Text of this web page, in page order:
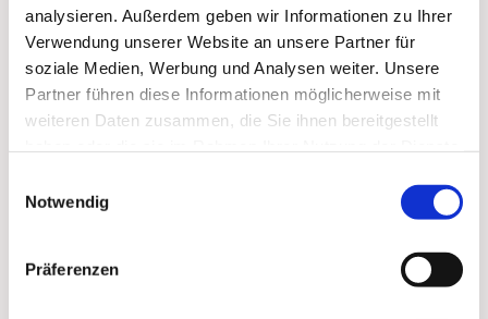
analysieren. Außerdem geben wir Informationen zu Ihrer
Verwendung unserer Website an unsere Partner für
soziale Medien, Werbung und Analysen weiter. Unsere
Partner führen diese Informationen möglicherweise mit
weiteren Daten zusammen, die Sie ihnen bereitgestellt
Notwendig
Präferenzen